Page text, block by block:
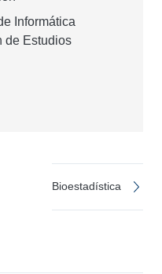
Informática
de Estudios
Bioestadística